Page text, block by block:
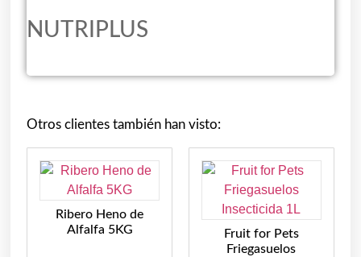
NUTRIPLUS
Otros clientes también han visto:
Ribero Heno de
Alfalfa 5KG
Fruit for Pets
Friegasuelos